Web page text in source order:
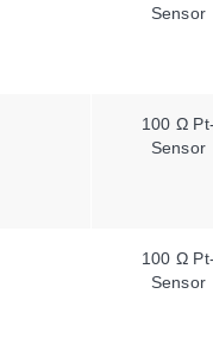
Sensor
100 Ω Pt-
Sensor
100 Ω Pt-
Sensor